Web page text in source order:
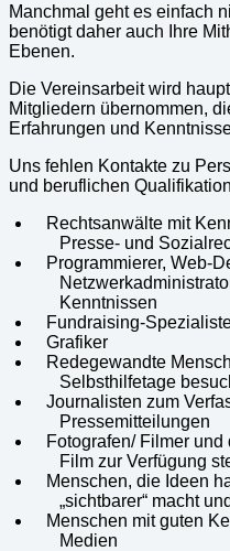
Manchmal geht es einfach
benötigt daher auch Ihre
Ebenen.
Die Vereinsarbeit wird
Mitgliedern übernommen,
Erfahrungen und
Uns fehlen Kontakte zu
und beruflichen
Rechtsanwälte mit
Presse- und
Programmierer, Web-
Kenntnissen
Fundraising-
Grafiker
Redegewandte
Selbsthilfetage
Journalisten zum
Pressemitteilungen
Fotografen/ Filmer
Film zur Verfügung
Menschen, die Ideen
„sichtbarer“ macht
Menschen mit guten
Medien